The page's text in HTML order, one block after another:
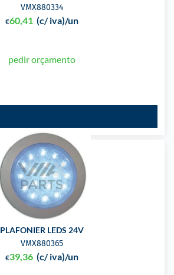
VMX880334
€60,41 (c/ iva)/un
pedir orçamento
PLAFONIER LEDS 24V
VMX880365
€39,36 (c/ iva)/un